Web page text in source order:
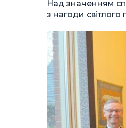
Над значенням
з нагоди